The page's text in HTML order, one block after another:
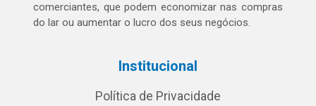
comerciantes, que podem economizar nas compras
do lar ou aumentar o lucro dos seus negócios.
Institucional
Política de Privacidade